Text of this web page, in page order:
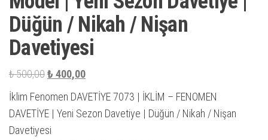
Düğün / Nikah / Nişan
Davetiyesi
₺500,00Orijinal
₺ 500,00.
₺ 400,00Şu
andaki
İklim Fenomen DAVETİYE 7073 | İKLİM – FENOMEN
DAVETİYE | Yeni Sezon Davetiye | Düğün / Nikah / Nişan
Davetiyesi